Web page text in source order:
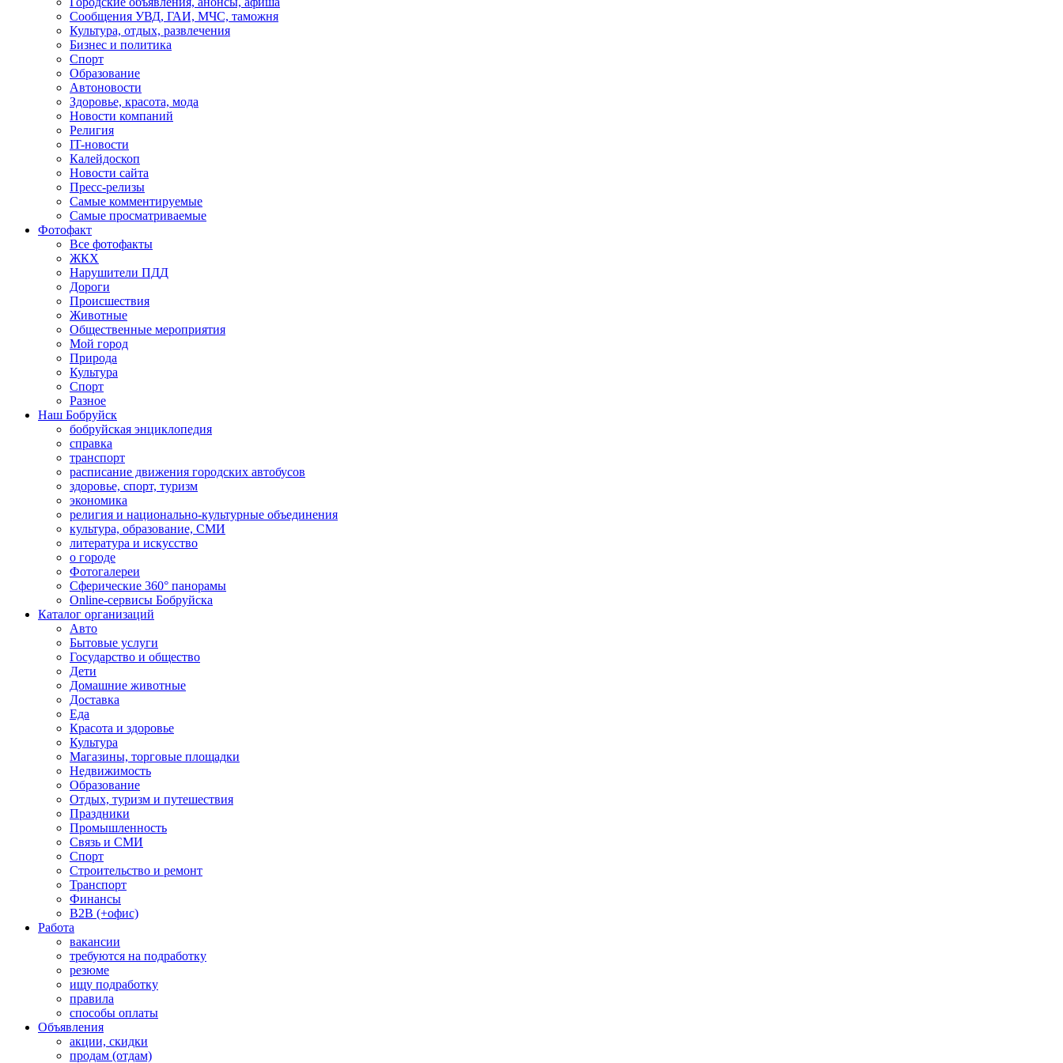
Сообщения УВД, ГАИ, МЧС, таможня
Культура, отдых, развлечения
Бизнес и политика
Спорт
Образование
Автоновости
Здоровье, красота, мода
Новости компаний
Религия
IT-новости
Калейдоскоп
Новости сайта
Пресс-релизы
Самые комментируемые
Самые просматриваемые
Фотофакт
Все фотофакты
ЖКХ
Нарушители ПДД
Дороги
Происшествия
Животные
Общественные мероприятия
Мой город
Природа
Культура
Спорт
Разное
Наш Бобруйск
бобруйская энциклопедия
справка
транспорт
расписание движения городских автобусов
здоровье, спорт, туризм
экономика
религия и национально-культурные объединения
культура, образование, СМИ
литература и искусство
о городе
Фотогалереи
Сферические 360° панорамы
Online-сервисы Бобруйска
Каталог организаций
Авто
Бытовые услуги
Государство и общество
Дети
Домашние животные
Доставка
Еда
Красота и здоровье
Культура
Магазины, торговые площадки
Недвижимость
Образование
Отдых, туризм и путешествия
Праздники
Промышленность
Связь и СМИ
Спорт
Строительство и ремонт
Транспорт
Финансы
B2B (+офис)
Работа
вакансии
требуются на подработку
резюме
ищу подработку
правила
способы оплаты
Объявления
акции, скидки
продам (отдам)